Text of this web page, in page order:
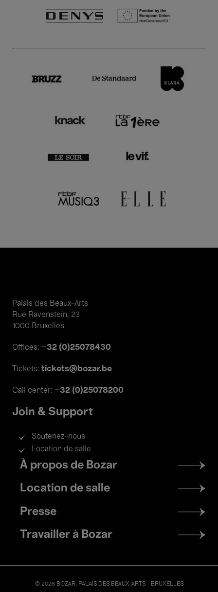
Palais des Beaux-Arts
Rue Ravenstein, 23
1000 Bruxelles
Offices: +32 (0)25078430
Tickets: tickets@bozar.be
Call center: +32 (0)25078200
Join & Support
Soutenez-nous
Location de salle
Footer
menu
À propos de Bozar
Location de salle
Presse
Travailler à Bozar
© 2026 BOZAR. PALAIS DES BEAUX-ARTS - BRUXELLES